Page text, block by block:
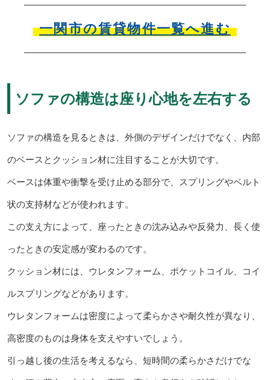
一関市の賃貸物件一覧へ進む
ソファの構造は座り心地を左右する
ソファの構造を見るときは、外側のデザインだけでなく、内部
のベースとクッション材に注目することが大切です。
ベースは体重や衝撃を受け止める部分で、スプリングやベルト
状の支持材などが使われます。
この支え方によって、座ったときの沈み込みや反発力、長く使
ったときの安定感が変わるのです。
クッション材には、ウレタンフォーム、ポケットコイル、コイ
ルスプリングなどがあります。
ウレタンフォームは密度によって柔らかさや耐久性が異なり、
高密度のものは身体を支えやすいでしょう。
引っ越し後の生活を考えるなら、短時間の柔らかさだけでな